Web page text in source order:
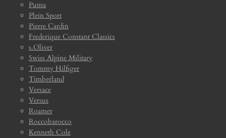
Puma
Plein Sport
Pierre Cardin
Frederique Constant Classics
s.Oliver
Swiss Alpine Military
Tommy Hilfiger
Timberland
Versace
Versus
Roamer
Roccobarocco
Kenneth Cole